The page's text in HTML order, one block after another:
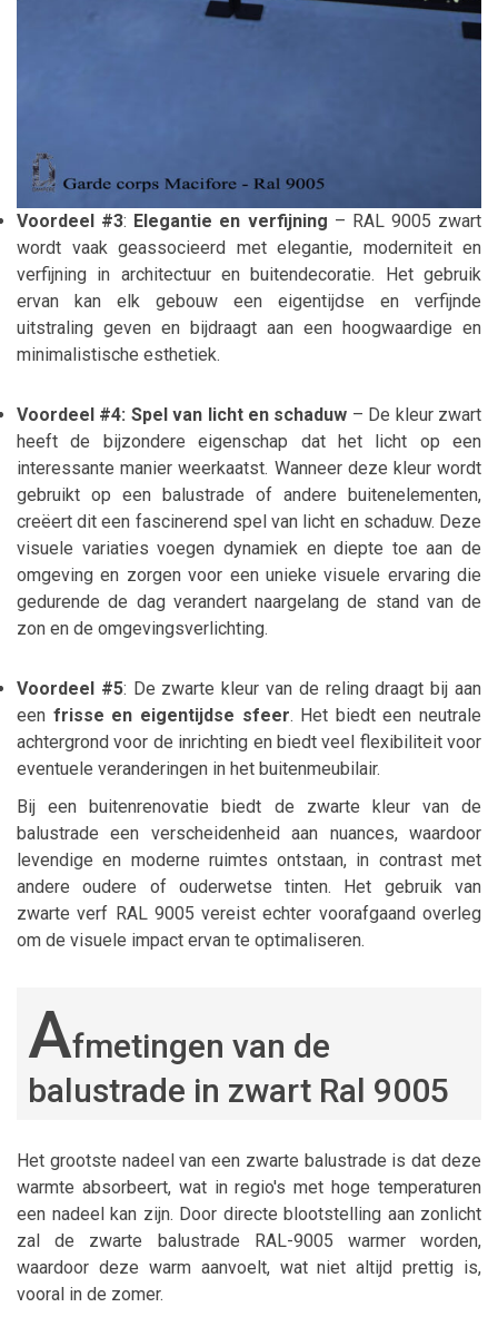
Voordeel #3: Elegantie en verfijning – RAL 9005 zwart
wordt vaak geassocieerd met elegantie, moderniteit en
verfijning in architectuur en buitendecoratie. Het gebruik
ervan kan elk gebouw een eigentijdse en verfijnde
uitstraling geven en bijdraagt aan een hoogwaardige en
minimalistische esthetiek.
Voordeel #4: Spel van licht en schaduw – De kleur zwart
heeft de bijzondere eigenschap dat het licht op een
interessante manier weerkaatst. Wanneer deze kleur wordt
gebruikt op een balustrade of andere buitenelementen,
creëert dit een fascinerend spel van licht en schaduw. Deze
visuele variaties voegen dynamiek en diepte toe aan de
omgeving en zorgen voor een unieke visuele ervaring die
gedurende de dag verandert naargelang de stand van de
zon en de omgevingsverlichting.
Voordeel #5: De zwarte kleur van de reling draagt bij aan
een frisse en eigentijdse sfeer. Het biedt een neutrale
achtergrond voor de inrichting en biedt veel flexibiliteit voor
eventuele veranderingen in het buitenmeubilair.
Bij een buitenrenovatie biedt de zwarte kleur van de
balustrade een verscheidenheid aan nuances, waardoor
levendige en moderne ruimtes ontstaan, in contrast met
andere oudere of ouderwetse tinten. Het gebruik van
zwarte verf RAL 9005 vereist echter voorafgaand overleg
om de visuele impact ervan te optimaliseren.
Afmetingen van de
balustrade in zwart Ral 9005
Het grootste nadeel van een zwarte balustrade is dat deze
warmte absorbeert, wat in regio's met hoge temperaturen
een nadeel kan zijn. Door directe blootstelling aan zonlicht
zal de zwarte balustrade RAL-9005 warmer worden,
waardoor deze warm aanvoelt, wat niet altijd prettig is,
vooral in de zomer.